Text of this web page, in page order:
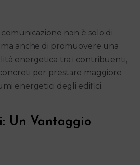
non è solo di
anche di promuovere una
energetica tra i contribuenti,
per prestare maggiore
energetici degli edifici.
Un Vantaggio